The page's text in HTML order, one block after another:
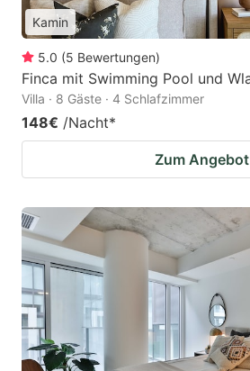
Kamin
5.0 (5 Bewertungen)
Finca mit Swimming Pool und
Villa · 8 Gäste · 4 Schlafzimmer
148€ /Nacht*
Zum Angebot